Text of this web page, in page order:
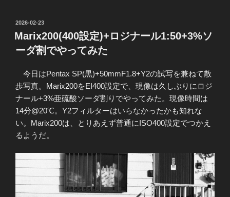
投
稿
日:
2026-02-23
Marix200(400設定)+ロジナール1:50+3%ソ
ーダ割でやってみた
今日はPentax SP(黒)+50mmF1.8+Y2の試写を兼ねて散
歩写真。Marix200をEI400設定で、現像は久しぶりにロジ
ナール+3%亜硫酸ソーダ割りでやってみた。現像時間は
14分@20℃。Y2フィルターはいらなかったかも知れな
い。Marix200は、とりあえず普通にISO400設定でつかえ
るようだ。